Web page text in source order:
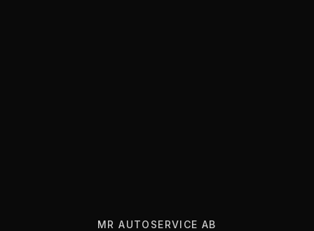
MR AUTOSERVICE AB